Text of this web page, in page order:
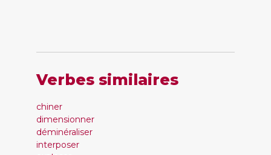
Verbes similaires
chiner
dimensionner
déminéraliser
interposer